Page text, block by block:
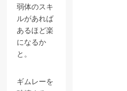
弱体のスキ
ルがあれば
あるほど楽
になるか
と。
ギムレーを